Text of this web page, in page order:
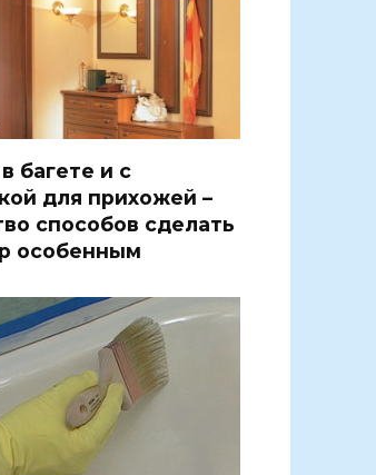
багете и с
для прихожей –
способов сделать
особенным